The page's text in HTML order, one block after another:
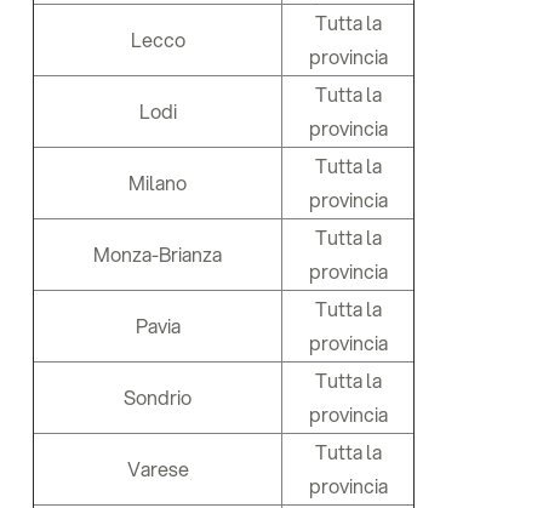
Lecco
Tutta la
provincia
Lodi
Tutta la
provincia
Milano
Tutta la
provincia
Monza-Brianza
Tutta la
provincia
Pavia
Tutta la
provincia
Sondrio
Tutta la
provincia
Varese
Tutta la
provincia